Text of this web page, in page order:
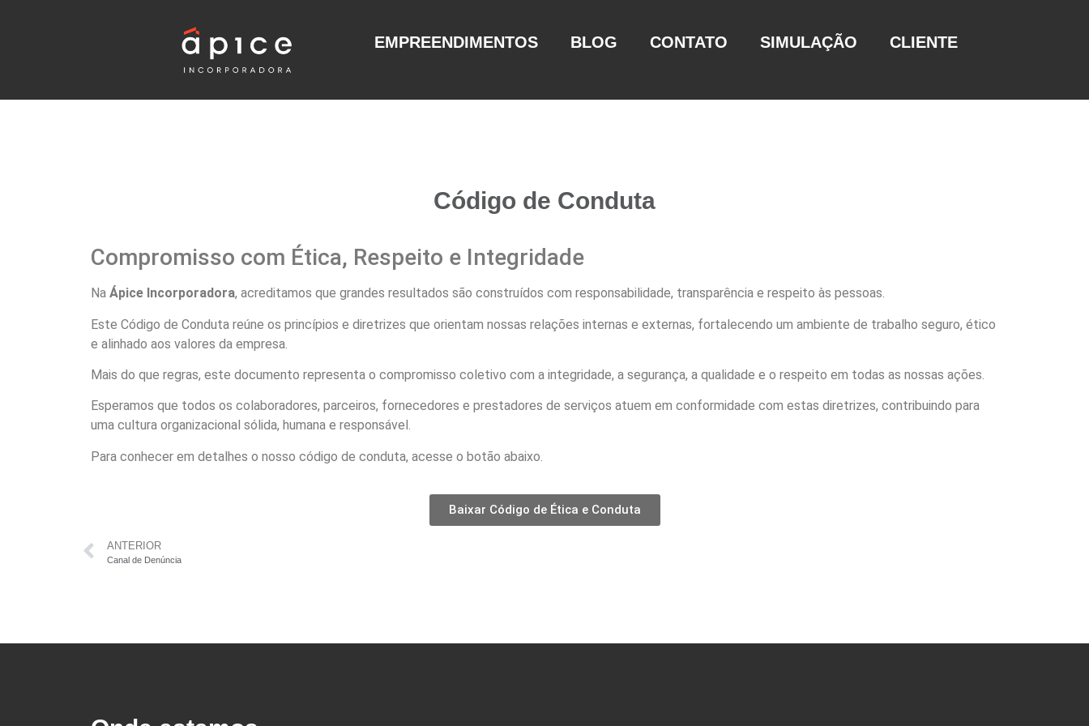
EMPREENDIMENTOS BLOG CONTATO SIMULAÇÃO CLIENTE
Código de Conduta
Compromisso com Ética, Respeito e Integridade
Na Ápice Incorporadora, acreditamos que grandes resultados são construídos com responsabilidade, transparência e respeito às pessoas.
Este Código de Conduta reúne os princípios e diretrizes que orientam nossas relações internas e externas, fortalecendo um ambiente de trabalho seguro, ético
e alinhado aos valores da empresa.
Mais do que regras, este documento representa o compromisso coletivo com a integridade, a segurança, a qualidade e o respeito em todas as nossas ações.
Esperamos que todos os colaboradores, parceiros, fornecedores e prestadores de serviços atuem em conformidade com estas diretrizes, contribuindo para
uma cultura organizacional sólida, humana e responsável.
Para conhecer em detalhes o nosso código de conduta, acesse o botão abaixo.
Baixar Código de Ética e Conduta
ANTERIOR
Canal de Denúncia